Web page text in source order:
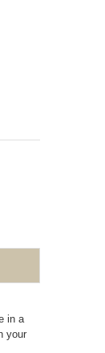
in a
your